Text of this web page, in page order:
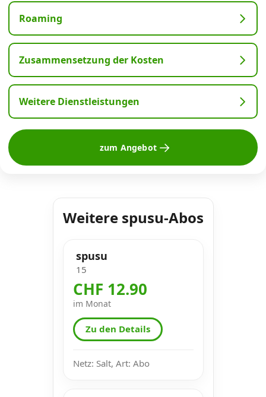
Roaming
Zusammensetzung der Kosten
Weitere Dienstleistungen
zum Angebot
Weitere spusu-Abos
spusu
15
CHF 12.90
im Monat
Zu den Details
Netz: Salt, Art: Abo